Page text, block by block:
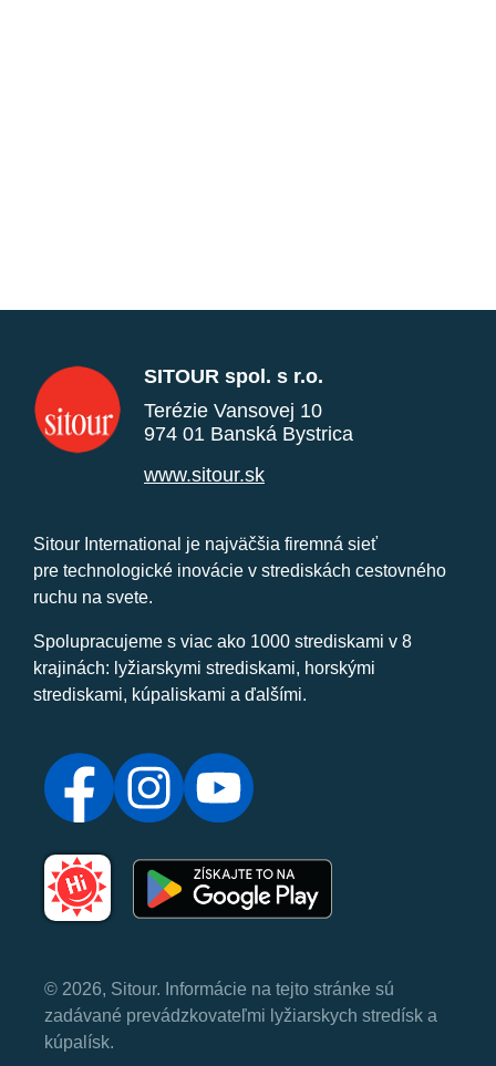
SITOUR spol. s r.o.
Terézie Vansovej 10
974 01 Banská Bystrica
www.sitour.sk
Sitour International je najväčšia firemná sieť
pre technologické inovácie v strediskách cestovného
ruchu na svete.
Spolupracujeme s viac ako 1000 strediskami v 8
krajinách: lyžiarskymi strediskami, horskými
strediskami, kúpaliskami a ďalšími.
© 2026, Sitour. Informácie na tejto stránke sú
zadávané prevádzkovateľmi lyžiarskych stredísk a
kúpalísk.